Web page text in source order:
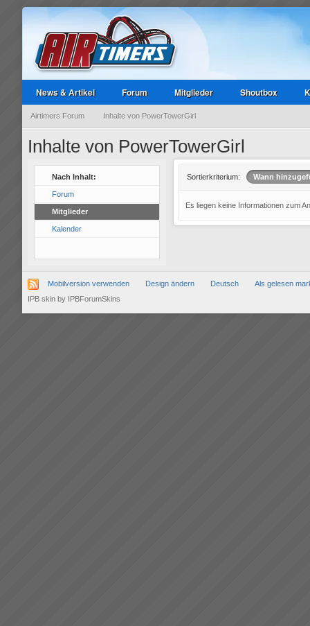
News & Artikel Forum Mitglieder Shoutbox
Airtimers Forum Inhalte von PowerTowerGirl
Inhalte von PowerTowerGirl
Nach Inhalt:
Forum
Mitglieder
Kalender
Sortierkriterium: Wann
Es liegen keine Informationen zum
Mobilversion verwenden Design ändern Deutsch
Als gelesen
IPB skin by IPBForumSkins